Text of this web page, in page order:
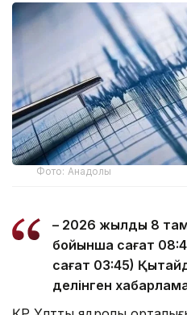
Фото: Анадолы
– 2026 жылдың 8
бойынша сағат
сағат 03:45)
делінген